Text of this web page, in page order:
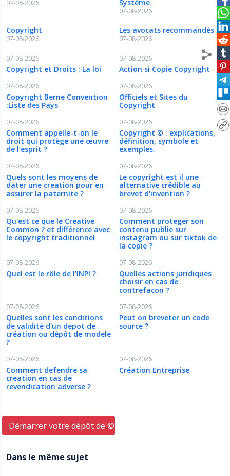
07-08-2026 Système
07-08-2026
Copyright
07-08-2026
Les avocats recommandés
07-08-2026
07-08-2026
Copyright et Droits : La loi
07-08-2026
Action si Copie Copyright
07-08-2026
Copyright Berne Convention
:Liste des Pays
07-08-2026
Officiels et Sites du
Copyright
07-08-2026
Comment appelle-t-on le
droit qui protège une œuvre
de l'esprit ?
07-08-2026
Copyright © : explications,
définition, symbole et
exemples.
07-08-2026
Quels sont les moyens de
dater une creation pour en
assurer la paternite ?
07-08-2026
Le copyright est il une
alternative crédible au
brevet d'invention ?
07-08-2026
Qu'est ce que le Creative
Common ? et différence avec
le copyright traditionnel
07-08-2026
Comment proteger son
contenu publie sur
instagram ou sur tiktok de
la copie ?
07-08-2026
Quel est le rôle de l'INPI ?
07-08-2026
Quelles actions juridiques
choisir en cas de
contrefacon ?
07-08-2026
Quelles sont les conditions
de validité d'un depot de
création ou dépôt de modele
?
07-08-2026
Peut on breveter un code
source ?
07-08-2026
Comment defendre sa
creation en cas de
revendication adverse ?
07-08-2026
Création Entreprise
Démarrer votre dépôt de © ici
Dans le même sujet